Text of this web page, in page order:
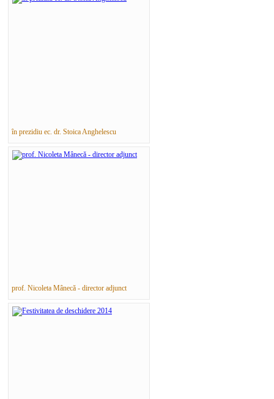
în prezidiu ec. dr. Stoica Anghelescu
prof. Nicoleta Mânecă - director adjunct